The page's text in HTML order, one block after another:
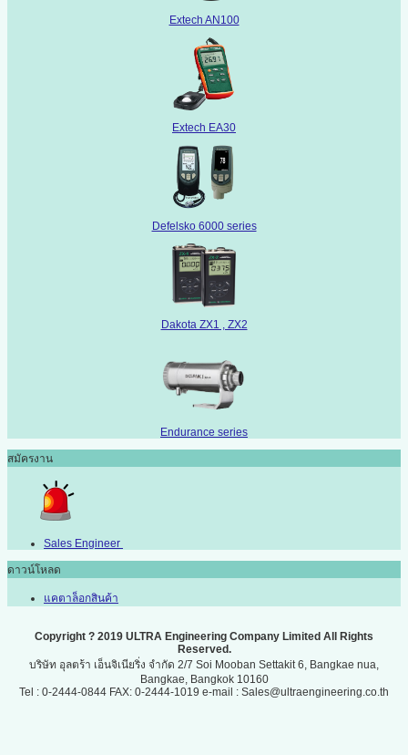
Extech AN100
Extech EA30
Defelsko 6000 series
Dakota ZX1 , ZX2
Endurance series
สมัครงาน
Sales Engineer
ดาวน์โหลด
แคตาล็อกสินค้า
Copyright ? 2019 ULTRA Engineering Company Limited All Rights
Reserved.
บริษัท อุลตร้า เอ็นจิเนียริ่ง จำกัด 2/7 Soi Mooban Settakit 6, Bangkae nua,
Bangkae, Bangkok 10160
Tel : 0-2444-0844 FAX: 0-2444-1019 e-mail : Sales@ultraengineering.co.th